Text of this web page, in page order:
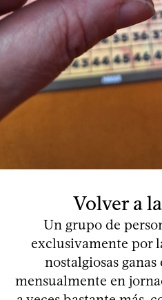
Volver a
Un grupo de
exclusivamente por
nostalgiosas
mensualmente en